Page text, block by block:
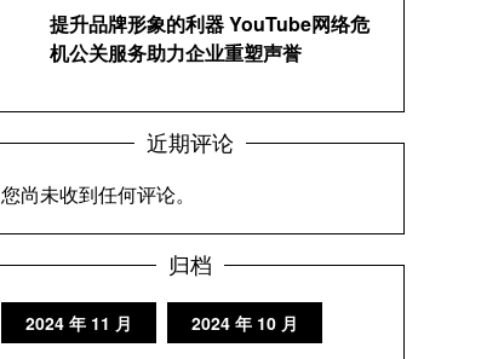
提升品牌形象的利器 YouTube网络危
机公关服务助力企业重塑声誉
近期评论
您尚未收到任何评论。
归档
2024 年 11 月 2024 年 10 月